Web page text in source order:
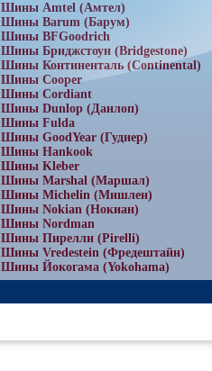
Шины Amtel (Амтел)
Шины Barum (Барум)
Шины BFGoodrich
Шины Бриджстоун (Bridgestone)
Шины Континенталь (Continental)
Шины Cooper
Шины Cordiant
Шины Dunlop (Данлоп)
Шины Fulda
Шины GoodYear (Гудиер)
Шины Hankook
Шины Kleber
Шины Marshal (Маршал)
Шины Michelin (Мишлен)
Шины Nokian (Нокиан)
Шины Nordman
Шины Пирелли (Pirelli)
Шины Vredestein (Фредештайн)
Шины Йокогама (Yokohama)